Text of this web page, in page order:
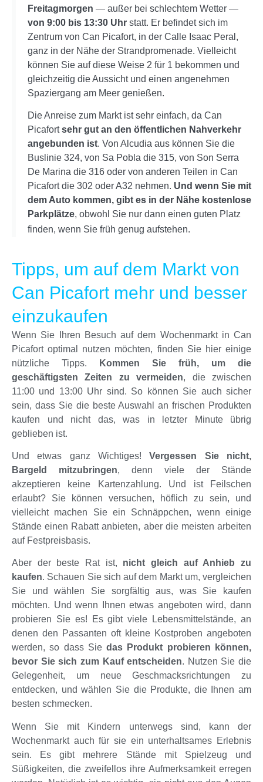
Freitagmorgen — außer bei schlechtem Wetter —
von 9:00 bis 13:30 Uhr statt. Er befindet sich im
Zentrum von Can Picafort, in der Calle Isaac Peral,
ganz in der Nähe der Strandpromenade. Vielleicht
können Sie auf diese Weise 2 für 1 bekommen und
gleichzeitig die Aussicht und einen angenehmen
Spaziergang am Meer genießen.
Die Anreise zum Markt ist sehr einfach, da Can
Picafortsehr gut an den öffentlichen Nahverkehr
angebunden ist. Von Alcudia aus können Sie die
Buslinie 324, von Sa Pobla die 315, von Son Serra
De Marina die 316 oder von anderen Teilen in Can
Picafort die 302 oder A32 nehmen. Und wenn Sie mit
dem Auto kommen, gibt es in der Nähe kostenlose
Parkplätze, obwohl Sie nur dann einen guten Platz
finden, wenn Sie früh genug aufstehen.
Tipps, um auf dem Markt von
Can Picafort mehr und besser
einzukaufen
Wenn Sie Ihren Besuch auf dem Wochenmarkt in Can
Picafort optimal nutzen möchten, finden Sie hier einige
nützliche Tipps.
Kommen Sie früh, um die
geschäftigsten Zeiten zu vermeiden, die zwischen
11:00 und 13:00 Uhr sind. So können Sie auch sicher
sein, dass Sie die beste Auswahl an frischen Produkten
kaufen und nicht das, was in letzter Minute übrig
geblieben ist.
Und etwas ganz Wichtiges!Vergessen Sie nicht,
Bargeld mitzubringen, denn viele der Stände
akzeptieren keine Kartenzahlung. Und ist Feilschen
erlaubt? Sie können versuchen, höflich zu sein, und
vielleicht machen Sie ein Schnäppchen, wenn einige
Stände einen Rabatt anbieten, aber die meisten arbeiten
auf Festpreisbasis.
Aber der beste Rat ist, nicht gleich auf Anhieb zu
kaufen. Schauen Sie sich auf dem Markt um, vergleichen
Sie und wählen Sie sorgfältig aus, was Sie kaufen
möchten. Und wenn Ihnen etwas angeboten wird, dann
probieren Sie es! Es gibt viele Lebensmittelstände, an
denen den Passanten oft kleine Kostproben angeboten
werden, so dass Siedas Produkt probieren können,
bevor Sie sich zum Kauf entscheiden. Nutzen Sie die
Gelegenheit, um neue Geschmacksrichtungen zu
entdecken, und wählen Sie die Produkte, die Ihnen am
besten schmecken.
Wenn Sie mit Kindern unterwegs sind, kann der
Wochenmarkt auch für sie ein unterhaltsames Erlebnis
sein. Es gibt mehrere Stände mit Spielzeug und
Süßigkeiten, die zweifellos ihre Aufmerksamkeit erregen